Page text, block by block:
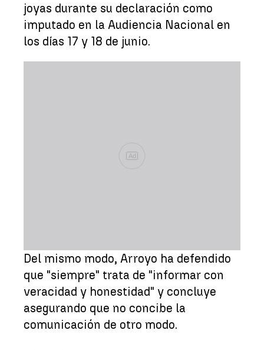
joyas durante su declaración como
imputado en la Audiencia Nacional en
los días 17 y 18 de junio.
Ad
Del mismo modo, Arroyo ha defendido
que "siempre" trata de "informar con
veracidad y honestidad" y concluye
asegurando que no concibe la
comunicación de otro modo.